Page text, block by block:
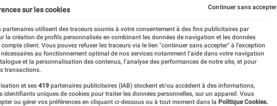
Constructeurs Smartphones Android
imposé comme l’appareil high-tech par
et tests d’appareils, l’Éclaireur Fnac
quand vient le moment de changer
sur les cookies
partenaires utilisent des traceurs soumis à votre consentement à des fins publicitaires par
la création de profils personnalisés en combinant les données de navigation et les données
compte client. Vous pouvez refuser les traceurs via le lien "continuer sans accepter" à l’exception
au fonctionnement optimal de nos services notamment l’aide dans votre navigation
et la personnalisation des contenus, l’analyse des performances de notre site, et pour
transactions.
et ses 419 partenaires publicitaires (IAB) stockent et/ou accèdent à des informations,
identifiants uniques de cookies pour traiter les données personnelles, sur un appareil. Vous
ou gérer vos préférences en cliquant ci-dessous ou à tout moment dans la Politique Cookies.
Continuer sans accepter